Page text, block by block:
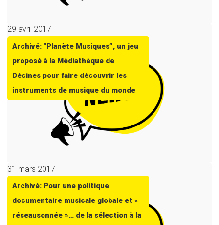
29 avril 2017
Archivé: “Planète Musiques”, un jeu
proposé à la Médiathèque de
Décines pour faire découvrir les
instruments de musique du monde
31 mars 2017
Archivé: Pour une politique
documentaire musicale globale et «
réseausonnée »… de la sélection à la